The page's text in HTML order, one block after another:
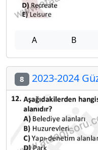
A B
8 2023-2024